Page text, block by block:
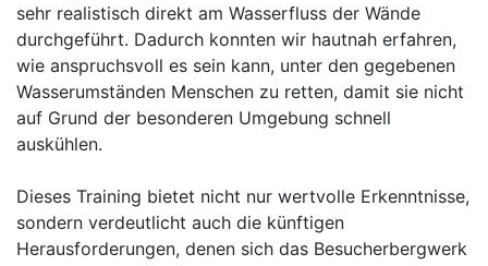
sehr realistisch direkt am Wasserfluss der Wände
durchgeführt. Dadurch konnten wir hautnah erfahren,
wie anspruchsvoll es sein kann, unter den gegebenen
Wasserumständen Menschen zu retten, damit sie nicht
auf Grund der besonderen Umgebung schnell
auskühlen.
Dieses Training bietet nicht nur wertvolle Erkenntnisse,
sondern verdeutlicht auch die künftigen
Herausforderungen, denen sich das Besucherbergwerk